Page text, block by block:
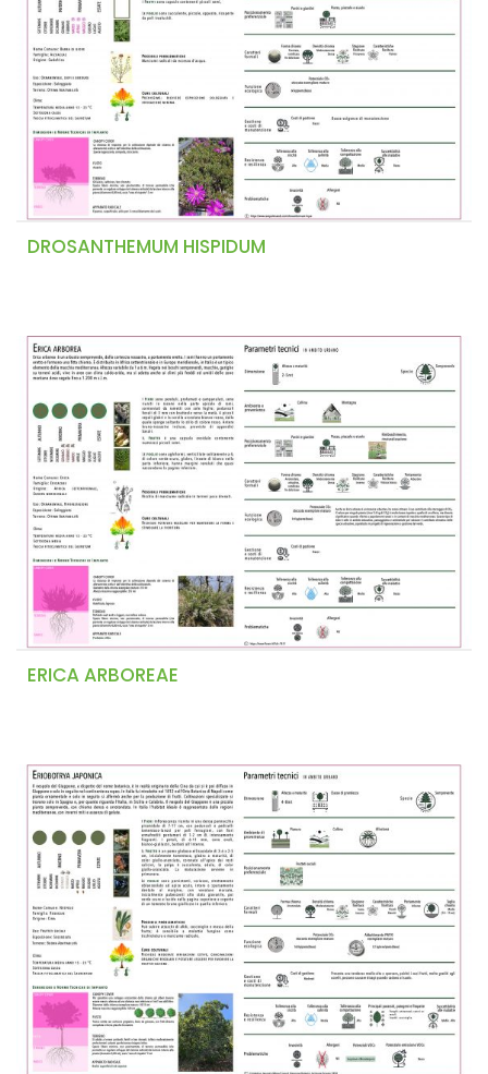
DROSANTHEMUM HISPIDUM
ERICA ARBOREAE